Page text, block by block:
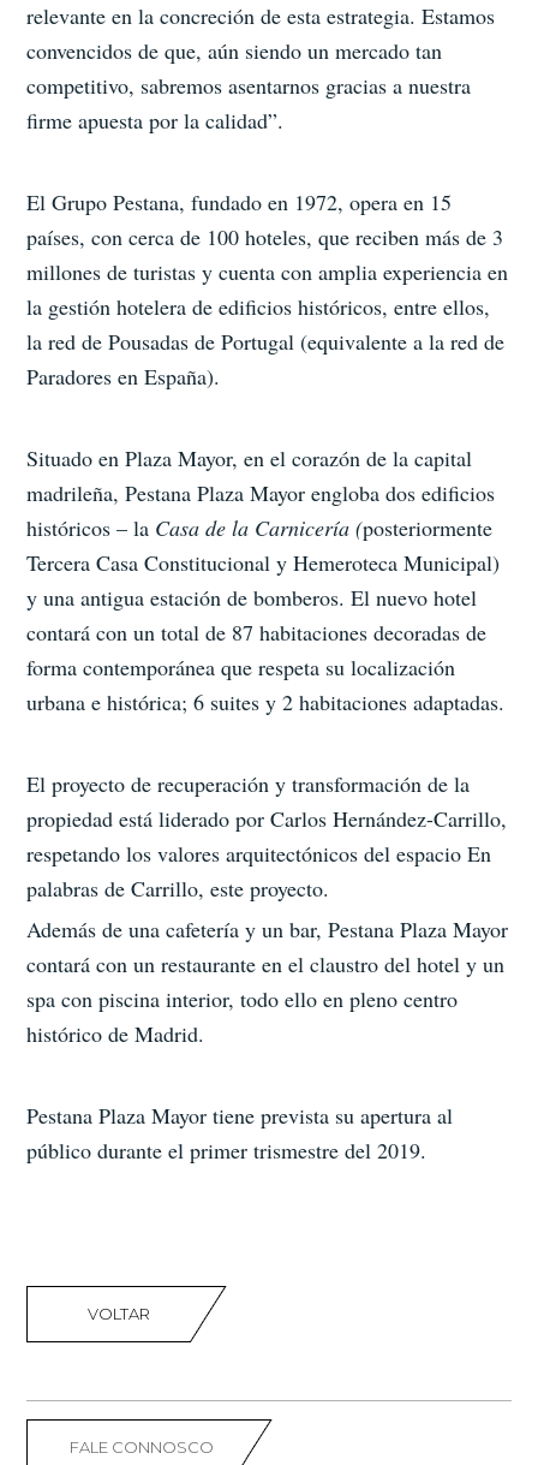
relevante en la concreción de esta estrategia. Estamos
convencidos de que, aún siendo un mercado tan
competitivo, sabremos asentarnos gracias a nuestra
firme apuesta por la calidad”.
El Grupo Pestana, fundado en 1972, opera en 15
países, con cerca de 100 hoteles, que reciben más de 3
millones de turistas y cuenta con amplia experiencia en
la gestión hotelera de edificios históricos, entre ellos,
la red de Pousadas de Portugal (equivalente a la red de
Paradores en España).
Situado en Plaza Mayor, en el corazón de la capital
madrileña, Pestana Plaza Mayor engloba dos edificios
históricos – la Casa de la Carnicería (posteriormente
Tercera Casa Constitucional y Hemeroteca Municipal)
y una antigua estación de bomberos. El nuevo hotel
contará con un total de 87 habitaciones decoradas de
forma contemporánea que respeta su localización
urbana e histórica; 6 suites y 2 habitaciones adaptadas.
El proyecto de recuperación y transformación de la
propiedad está liderado por Carlos Hernández-Carrillo,
respetando los valores arquitectónicos del espacio En
palabras de Carrillo, este proyecto.
Además de una cafetería y un bar, Pestana Plaza Mayor
contará con un restaurante en el claustro del hotel y un
spa con piscina interior, todo ello en pleno centro
histórico de Madrid.
Pestana Plaza Mayor tiene prevista su apertura al
público durante el primer trismestre del 2019.
VOLTAR
FALE CONNOSCO